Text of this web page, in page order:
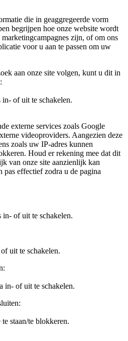
die in geaggregeerde vorm
begrijpen hoe onze website wordt
zijn, of om ons
voor u aan te passen om uw
aan onze site volgen, kunt u dit in
of uit te schakelen.
externe services zoals Google
videoproviders. Aangezien deze
zoals uw IP-adres kunnen
Houd er rekening mee dat dit
van onze site aanzienlijk kan
effectief zodra u de pagina
of uit te schakelen.
uit te schakelen.
in- of uit te schakelen.
staan/te blokkeren.